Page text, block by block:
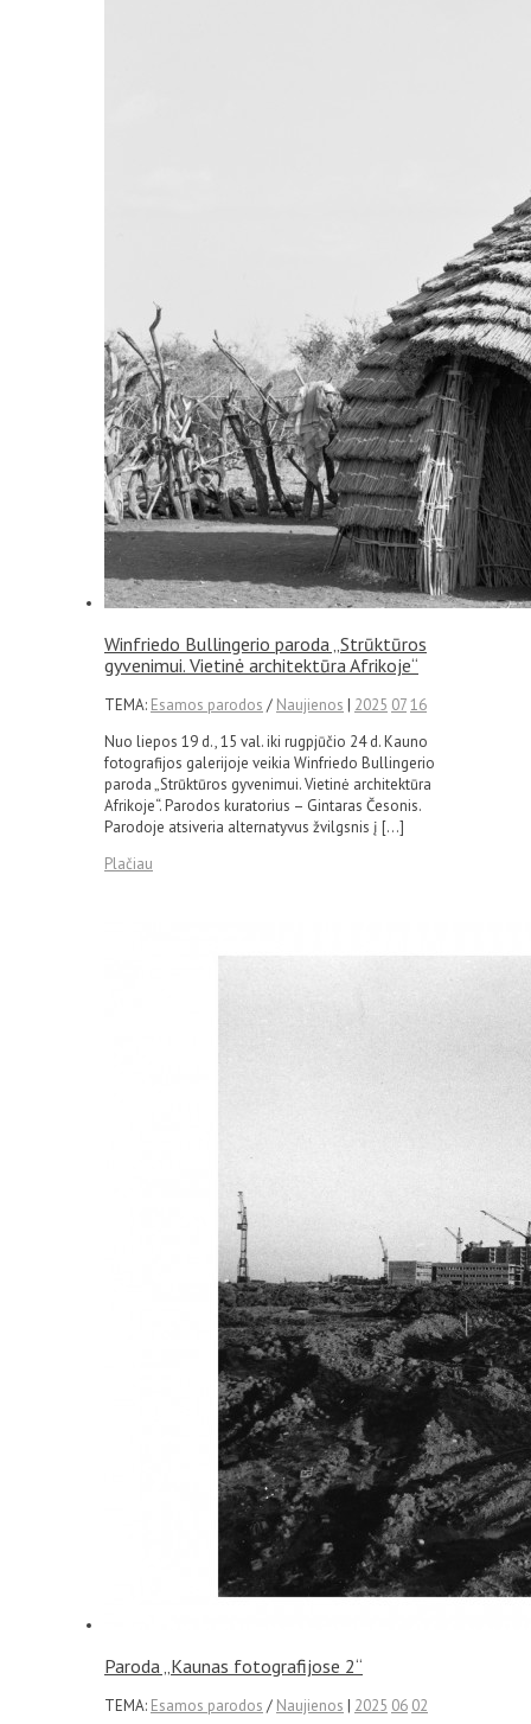
Winfriedo Bullingerio paroda „Strūktūros
gyvenimui. Vietinė architektūra Afrikoje“
TEMA: Esamos parodos / Naujienos | 2025 0716
Nuo liepos 19 d., 15 val. iki rugpjūčio 24 d. Kauno
fotografijos galerijoje veikia Winfriedo Bullingerio
paroda „Strūktūros gyvenimui. Vietinė architektūra
Afrikoje“. Parodos kuratorius – Gintaras Česonis.
Parodoje atsiveria alternatyvus žvilgsnis į […]
Plačiau
Paroda „Kaunas fotografijose 2“
TEMA: Esamos parodos / Naujienos | 2025 06 02